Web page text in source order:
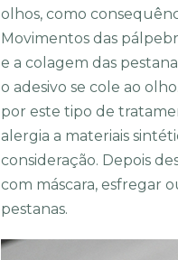
olhos, como
Movimentos das
e a colagem das
o adesivo se cole ao
por este tipo de
alergia a materiais
consideração. Depois
com máscara, esfregar
pestanas.